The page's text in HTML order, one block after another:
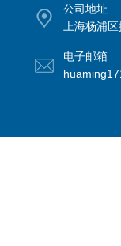
公司地址
上海杨浦
电子邮箱